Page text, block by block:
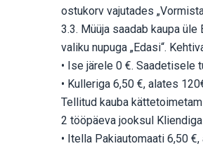
ostukorv vajutades
3.3. Müüja saadab kaupa
valiku nupuga „Edasi“.
• Ise järele 0 €. Saadetisele
• Kulleriga 6,50 €, alates
Tellitud kauba
2 tööpäeva jooksul
• Itella Pakiautomaati 6,50